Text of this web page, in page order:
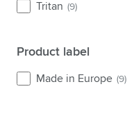
Tritan (9)
Product label
Product label
Made in Europe (9)